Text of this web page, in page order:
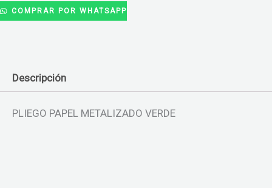
COMPRAR POR WHATSAPP
Descripción
PLIEGO PAPEL METALIZADO VERDE